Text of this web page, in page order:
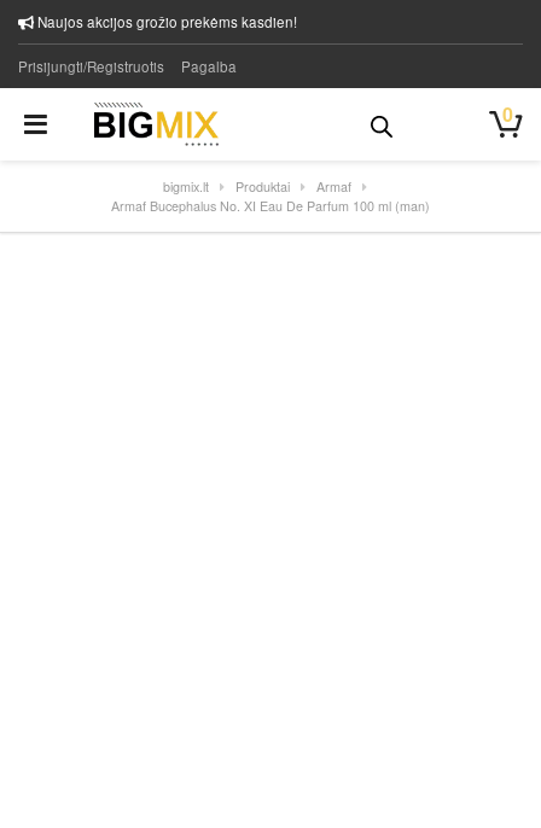
Naujos akcijos grožio prekėms kasdien!
Prisijungti/Registruotis Pagalba
0
bigmix.lt Produktai
Armaf
Armaf Bucephalus No. XI Eau De Parfum 100 ml (man)